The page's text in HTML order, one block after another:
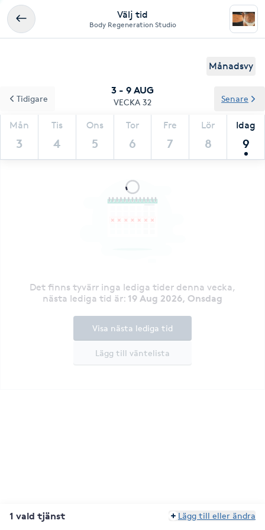
Välj tid
Body Regeneration Studio
Månadsvy
3 - 9 AUG
VECKA 32
Mån
3
Tis
4
Ons
5
Tor
6
Fre
7
Lör
8
Idag
9
Tidigare Senare
Det finns tyvärr inga lediga tider denna vecka,
nästa lediga tid är: 19 Aug 2026, Onsdag
Lägg till väntelista
Visa nästa lediga tid
1 vald tjänst Lägg till eller ändra